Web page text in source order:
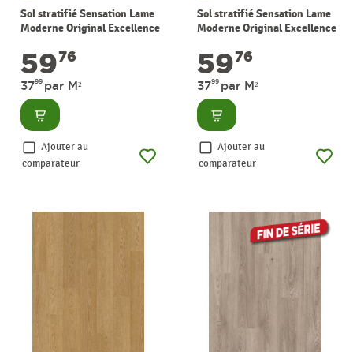
Sol stratifié Sensation Lame
Moderne Original Excellence
5976
3799 par M²
Consulter
Ajouter au
comparateur
Sol stratifié Sensation Lame
Moderne Original Excellence
PERGO
5976
3799 par M²
Consulter
Ajouter au
comparateur